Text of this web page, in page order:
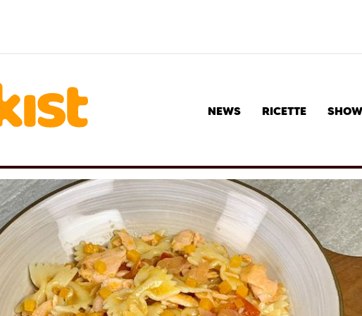
NEWS RICETTE SHOW